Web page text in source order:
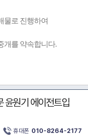
물로 진행하여
개를 약속합니다.
윤원기 에이전트입
휴대폰 010-8264-2177